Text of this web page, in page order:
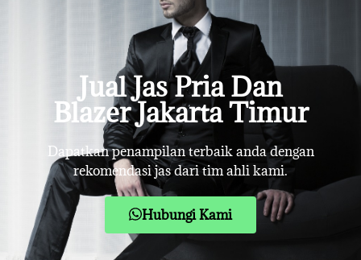
Jual Jas Pria Dan
Blazer Jakarta Timur
Dapatkan penampilan terbaik anda dengan
rekomendasi jas dari tim ahli kami.
Hubungi Kami